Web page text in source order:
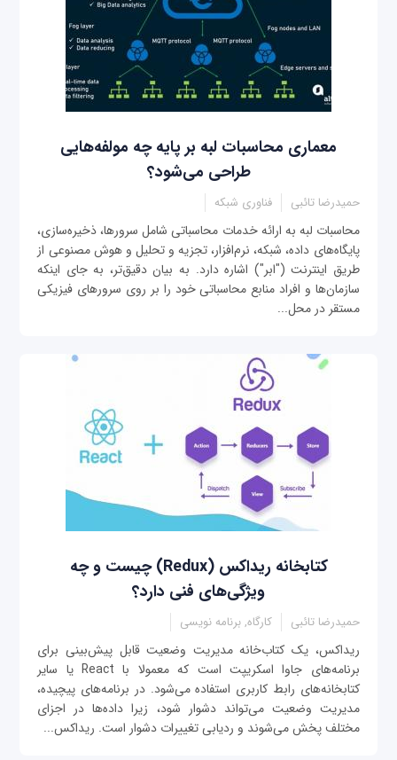
معماری محاسبات لبه بر پایه چه مولفه‌هایی
طراحی می‌شود؟
حمیدرضا تائبی فناوری شبکه
محاسبات لبه به ارائه خدمات محاسباتی شامل سرورها، ذخیره‌سازی،
پایگاه‌های داده، شبکه، نرم‌افزار، تجزیه و تحلیل و هوش مصنوعی از
طریق اینترنت ("ابر") اشاره دارد. به بیان دقیق‌تر، به جای اینکه
سازمان‌ها و افراد منابع محاسباتی خود را بر روی سرورهای فیزیکی
مستقر در محل...
کتابخانه ریداکس (Redux) چیست و چه
ویژگی‌های فنی دارد؟
حمیدرضا تائبی کارگاه, برنامه نویسی
ریداکس، یک کتاب‌خانه مدیریت وضعیت قابل پیش‌بینی برای
برنامه‌های جاوا اسکریپت است که معمولا با React یا سایر
کتابخانه‌های رابط کاربری استفاده می‌شود. در برنامه‌های پیچیده،
مدیریت وضعیت می‌تواند دشوار شود، زیرا داده‌ها در اجزای
مختلف پخش می‌شوند و ردیابی تغییرات دشوار است. ریداکس...